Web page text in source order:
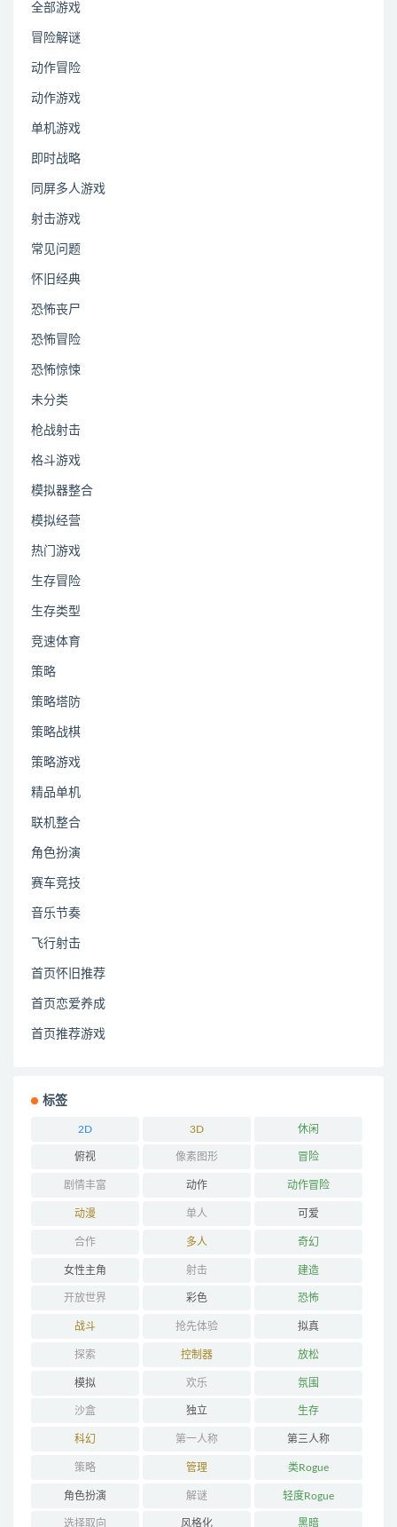
全部游戏
冒险解谜
动作冒险
动作游戏
单机游戏
即时战略
同屏多人游戏
射击游戏
常见问题
怀旧经典
恐怖丧尸
恐怖冒险
恐怖惊悚
未分类
枪战射击
格斗游戏
模拟器整合
模拟经营
热门游戏
生存冒险
生存类型
竞速体育
策略
策略塔防
策略战棋
策略游戏
精品单机
联机整合
角色扮演
赛车竞技
音乐节奏
飞行射击
首页怀旧推荐
首页恋爱养成
首页推荐游戏
标签
2D 3D 休闲
俯视 像素图形 冒险
剧情丰富 动作 动作冒险
动漫 单人 可爱
合作 多人 奇幻
女性主角 射击 建造
开放世界 彩色 恐怖
战斗 抢先体验 拟真
探索 控制器 放松
模拟 欢乐 氛围
沙盒 独立 生存
科幻 第一人称 第三人称
策略 管理 类Rogue
角色扮演 解谜 轻度Rogue
选择取向 风格化 黑暗